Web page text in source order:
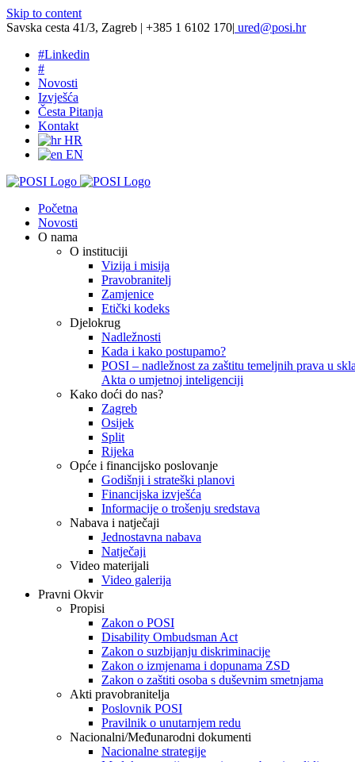
Skip to content
Savska cesta 41/3, Zagreb | +385 1 6102 170| ured@posi.hr
#Linkedin
#
Novosti
Izvješća
Česta Pitanja
Kontakt
HR
EN
Početna
Novosti
O nama
O instituciji
Vizija i misija
Pravobranitelj
Zamjenice
Etički kodeks
Djelokrug
Nadležnosti
Kada i kako postupamo?
POSI – nadležnost za zaštitu temeljnih prava u
Akta o umjetnoj inteligenciji
Kako doći do nas?
Zagreb
Osijek
Split
Rijeka
Opće i financijsko poslovanje
Godišnji i strateški planovi
Financijska izvješća
Informacije o trošenju sredstava
Nabava i natječaji
Jednostavna nabava
Natječaji
Video materijali
Video galerija
Pravni Okvir
Propisi
Zakon o POSI
Disability Ombudsman Act
Zakon o suzbijanju diskriminacije
Zakon o izmjenama i dopunama ZSD
Zakon o zaštiti osoba s duševnim smetnjama
Akti pravobranitelja
Poslovnik POSI
Pravilnik o unutarnjem redu
Nacionalni/Međunarodni dokumenti
Nacionalne strategije